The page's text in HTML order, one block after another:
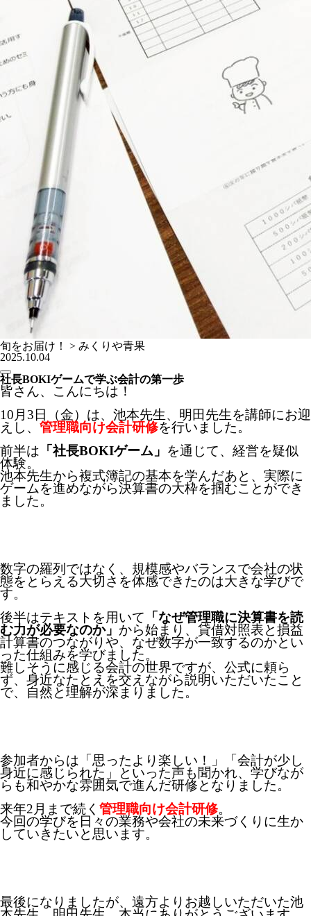
旬をお届け！ > みくりや青果
2025.10.04
社長BOKIゲームで学ぶ会計の第一歩
皆さん、こんにちは！
10月3日（金）は、池本先生、明田先生を講師にお迎
えし、 管理職向け会計研修を行いました。
前半は 「社長BOKIゲーム」 を通じて、経営を疑似
体験。
池本先生から複式簿記の基本を学んだあと、実際に
ゲームを進めながら決算書の大枠を掴むことができ
ました。
数字の羅列ではなく、規模感やバランスで会社の状
態をとらえる大切さを体感できたのは大きな学びで
す。
後半はテキストを用いて 「なぜ管理職に決算書を読
む力が必要なのか」 から始まり、貸借対照表と損益
計算書のつながりや、なぜ数字が一致するのかとい
った仕組みを学びました。
難しそうに感じる会計の世界ですが、公式に頼ら
ず、身近なたとえを交えながら説明いただいたこと
で、自然と理解が深まりました。
参加者からは「思ったより楽しい！」「会計が少し
身近に感じられた」といった声も聞かれ、学びなが
らも和やかな雰囲気で進んだ研修となりました。
来年2月まで続く 管理職向け会計研修。
今回の学びを日々の業務や会社の未来づくりに生か
していきたいと思います。
最後になりましたが、遠方よりお越しいただいた池